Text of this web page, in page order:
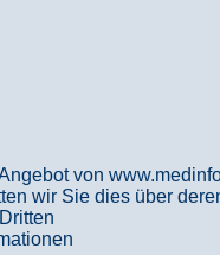
von
wir Sie dies über